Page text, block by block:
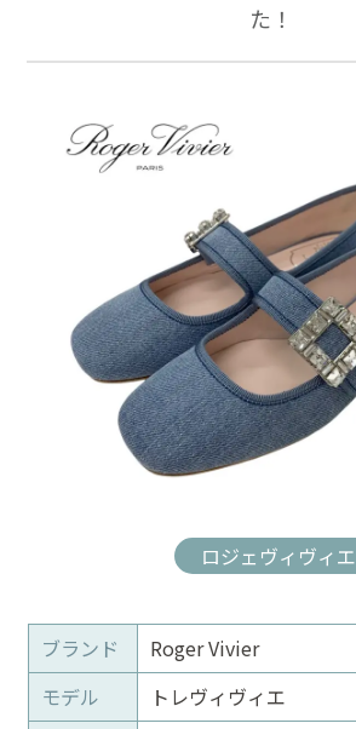
た！
ロジェヴィヴィエ
ブランド
Roger Vivier
モデル
トレヴィヴィエ